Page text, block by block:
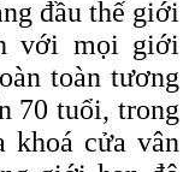
đầu thế giới
với mọi giới
toàn tương
70 tuổi, trong
khoá cửa vân